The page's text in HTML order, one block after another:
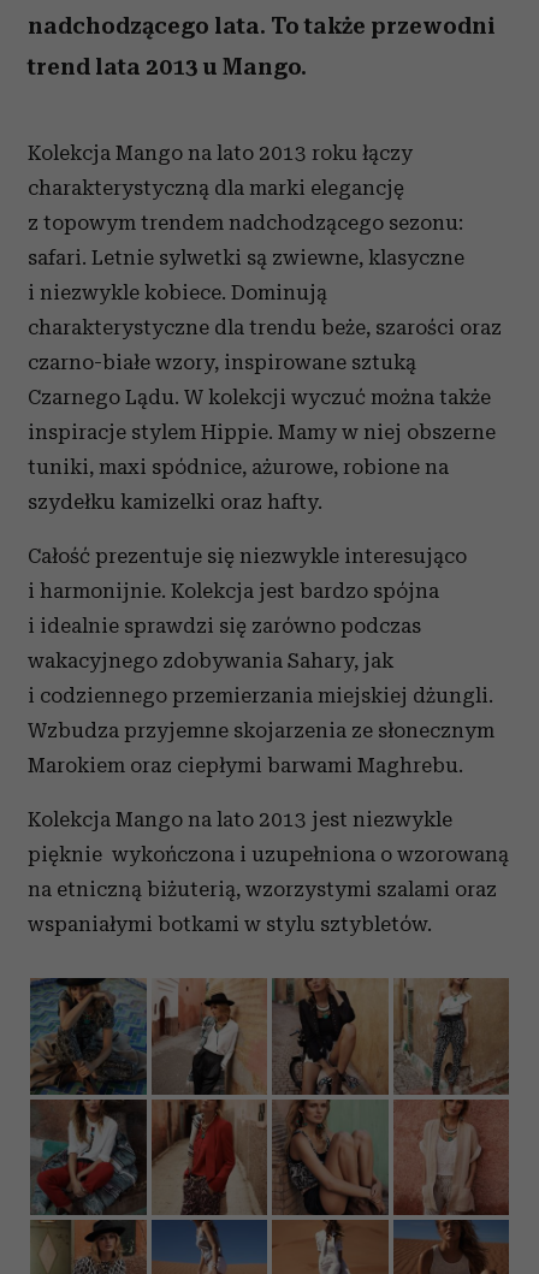
nadchodzącego lata. To także przewodni
trend lata 2013 u Mango.
Kolekcja Mango na lato 2013 roku łączy
charakterystyczną dla marki elegancję
z topowym trendem nadchodzącego sezonu:
safari. Letnie sylwetki są zwiewne, klasyczne
i niezwykle kobiece. Dominują
charakterystyczne dla trendu beże, szarości oraz
czarno-białe wzory, inspirowane sztuką
Czarnego Lądu. W kolekcji wyczuć można także
inspiracje stylem Hippie. Mamy w niej obszerne
tuniki, maxi spódnice, ażurowe, robione na
szydełku kamizelki oraz hafty.
Całość prezentuje się niezwykle interesująco
i harmonijnie. Kolekcja jest bardzo spójna
i idealnie sprawdzi się zarówno podczas
wakacyjnego zdobywania Sahary, jak
i codziennego przemierzania miejskiej dżungli.
Wzbudza przyjemne skojarzenia ze słonecznym
Marokiem oraz ciepłymi barwami Maghrebu.
Kolekcja Mango na lato 2013 jest niezwykle
pięknie wykończona i uzupełniona o wzorowaną
na etniczną biżuterią, wzorzystymi szalami oraz
wspaniałymi botkami w stylu sztybletów.